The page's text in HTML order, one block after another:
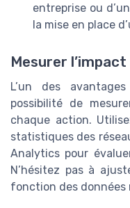
entreprise ou
la mise en place
Mesurer
L’un des
possibilité de
chaque action.
statistiques des
Analytics pour
N’hésitez pas à
fonction des données